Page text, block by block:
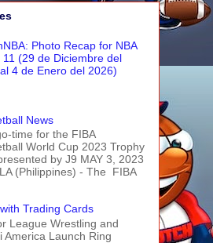
Photo Recap for NBA
11 (29 de Diciembre del
4 de Enero del 2026)
News
time for the FIBA
World Cup 2023 Trophy
by J9 MAY 3, 2023
(Philippines) - The FIBA
Trading Cards
League Wrestling and
America Launch Ring